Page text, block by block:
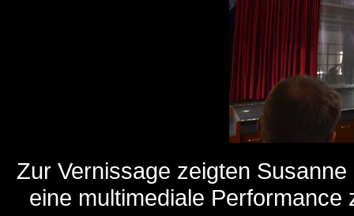
Zur Vernissage zeigten
eine multimediale